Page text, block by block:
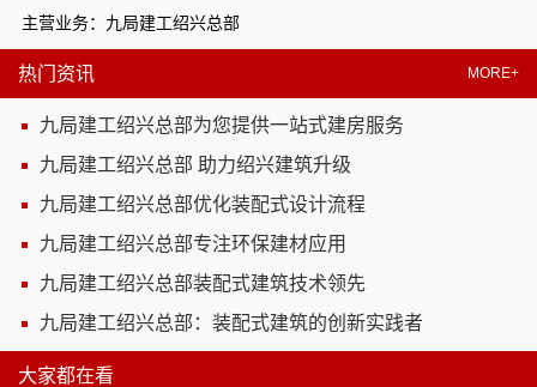
主营业务：九局建工绍兴总部
热门资讯 MORE+
九局建工绍兴总部为您提供一站式建房服务
九局建工绍兴总部 助力绍兴建筑升级
九局建工绍兴总部优化装配式设计流程
九局建工绍兴总部专注环保建材应用
九局建工绍兴总部装配式建筑技术领先
九局建工绍兴总部：装配式建筑的创新实践者
大家都在看